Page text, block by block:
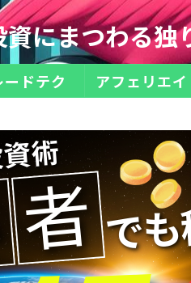
資にまつわる独
ードテク アフェリエイ